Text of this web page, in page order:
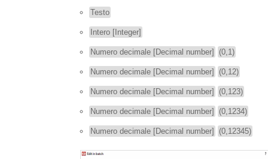
Testo
Intero [Integer]
Numero decimale [Decimal number] (0,1)
Numero decimale [Decimal number] (0,12)
Numero decimale [Decimal number] (0,123)
Numero decimale [Decimal number] (0,1234)
Numero decimale [Decimal number] (0,12345)